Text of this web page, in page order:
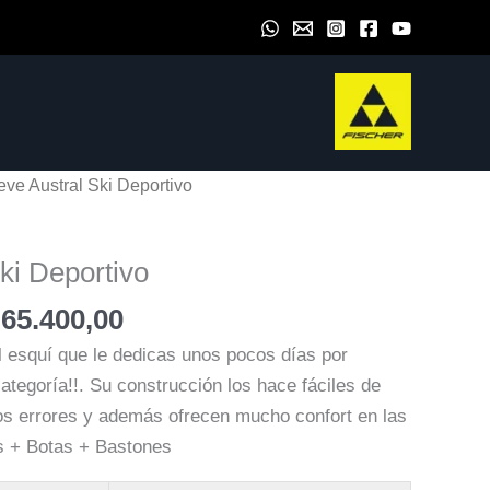
Austral Ski Deportivo
Deportivo
65.400,00Rango
de
precios:
desde
$ 45.700,00
esquí que le dedicas unos pocos días por
Su construcción los hace fáciles de
errores y además ofrecen mucho confort en las
+ Botas + Bastones